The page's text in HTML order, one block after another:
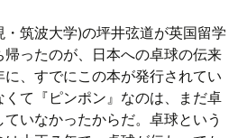
筑波大学)の坪井弦道が英国留学
ったのが、日本への卓球の伝来
、すでにこの本が発行されてい
くて『ピンポン』なのは、まだ卓
いなかったからだ。卓球という